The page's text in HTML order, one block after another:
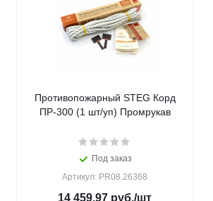
Противопожарный STEG Корд
ПР-300 (1 шт/уп) Промрукав
Под заказ
Артикул: PR08.26368
14 459.97 руб./шт